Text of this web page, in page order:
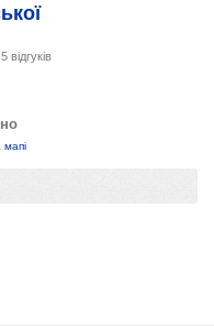
5 відгуків
мапі